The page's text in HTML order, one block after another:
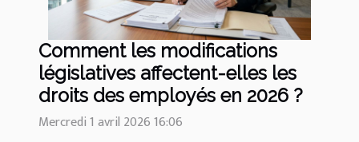
Comment les modifications
législatives affectent-elles les
droits des employés en 2026 ?
Mercredi 1 avril 2026 16:06